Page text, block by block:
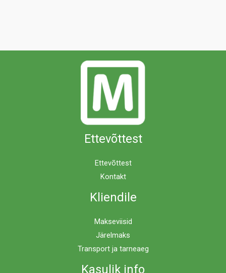
Ettevõttest
Ettevõttest
Kontakt
Kliendile
Makseviisid
Järelmaks
Transport ja tarneaeg
Kasulik info